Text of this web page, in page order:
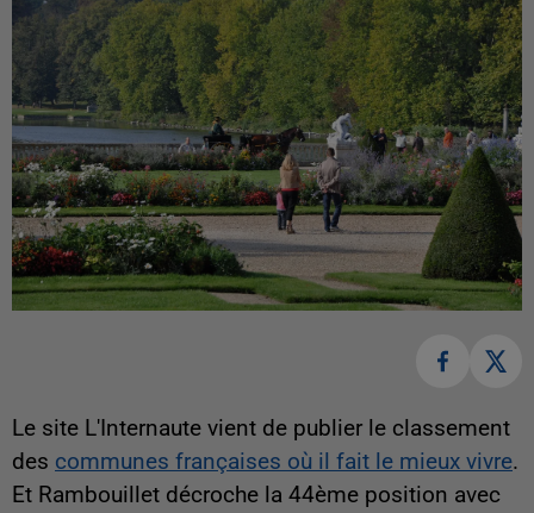
Le site L'Internaute vient de publier le classement
des communes françaises où il fait le mieux vivre.
Et Rambouillet décroche la 44ème position avec